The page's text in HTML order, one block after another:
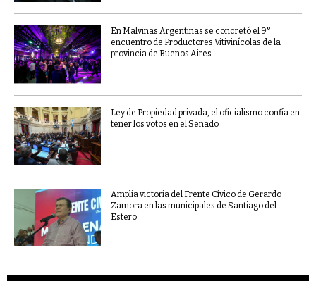
En Malvinas Argentinas se concretó el 9°
encuentro de Productores Vitivinícolas de la
provincia de Buenos Aires
Ley de Propiedad privada, el oficialismo confía en
tener los votos en el Senado
Amplia victoria del Frente Cívico de Gerardo
Zamora en las municipales de Santiago del
Estero